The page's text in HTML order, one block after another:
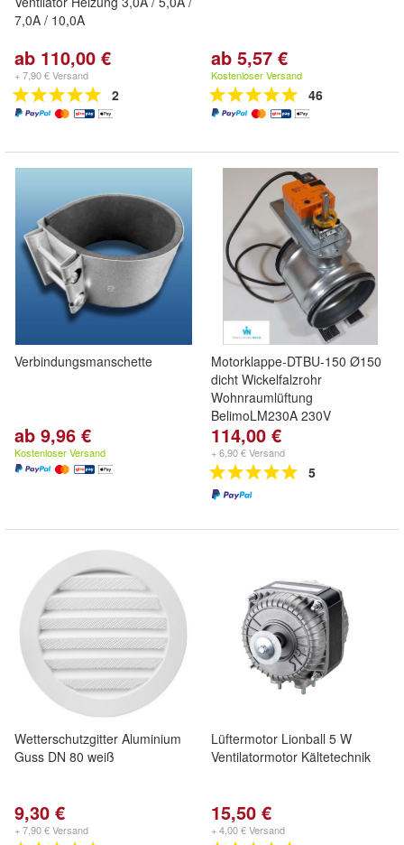
7,0A / 10,0A
ab 110,00 €
+ 7,90 € Versand
2
ab 5,57 €
Kostenloser Versand
46
Verbindungsmanschette
ab 9,96 €
Kostenloser Versand
Motorklappe-DTBU-150 Ø150
dicht Wickelfalzrohr
Wohnraumlüftung
BelimoLM230A 230V
114,00 €
+ 6,90 € Versand
5
Wetterschutzgitter Aluminium
Guss DN 80 weiß
9,30 €
+ 7,90 € Versand
Lüftermotor Lionball 5 W
Ventilatormotor Kältetechnik
15,50 €
+ 4,00 € Versand